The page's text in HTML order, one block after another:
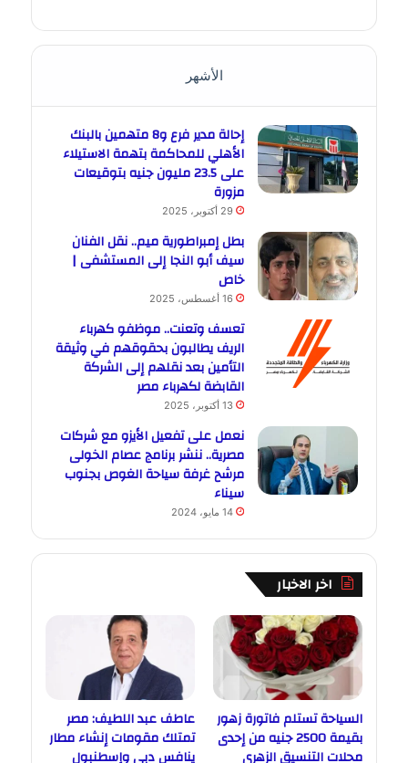
الأشهر
إحالة مدير فرع و8 متهمين بالبنك
الأهلي للمحاكمة بتهمة الاستيلاء
على 23.5 مليون جنيه بتوقيعات
مزورة
29 أكتوبر، 2025
بطل إمبراطورية ميم.. نقل الفنان
سيف أبو النجا إلى المستشفى |
خاص
16 أغسطس، 2025
تعسف وتعنت.. موظفو كهرباء
الريف يطالبون بحقوقهم في وثيقة
التأمين بعد نقلهم إلى الشركة
القابضة لكهرباء مصر
13 أكتوبر، 2025
نعمل على تفعيل الأيزو مع شركات
مصرية.. ننشر برنامج عصام الخولى
مرشح غرفة سياحة الغوص بجنوب
سيناء
14 مايو، 2024
اخر الاخبار
السياحة تستلم فاتورة زهور
بقيمة 2500 جنيه من إحدى
محلات التنسيق الزهري
عاطف عبد اللطيف: مصر
تمتلك مقومات إنشاء مطار
ينافس دبي وإسطنبول